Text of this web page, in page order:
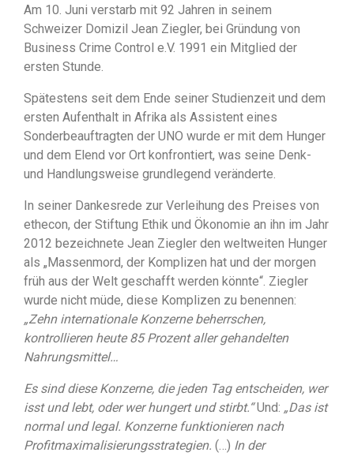
Am 10. Juni verstarb mit 92 Jahren in seinem
Schweizer Domizil Jean Ziegler, bei Gründung von
Business Crime Control e.V. 1991 ein Mitglied der
ersten Stunde.
Spätestens seit dem Ende seiner Studienzeit und dem
ersten Aufenthalt in Afrika als Assistent eines
Sonderbeauftragten der UNO wurde er mit dem Hunger
und dem Elend vor Ort konfrontiert, was seine Denk-
und Handlungsweise grundlegend veränderte.
In seiner Dankesrede zur Verleihung des Preises von
ethecon, der Stiftung Ethik und Ökonomie an ihn im Jahr
2012 bezeichnete Jean Ziegler den weltweiten Hunger
als „Massenmord, der Komplizen hat und der morgen
früh aus der Welt geschafft werden könnte“. Ziegler
wurde nicht müde, diese Komplizen zu benennen:
„Zehn internationale Konzerne beherrschen,
kontrollieren heute 85 Prozent aller gehandelten
Nahrungsmittel…
Es sind diese Konzerne, die jeden Tag entscheiden, wer
isst und lebt, oder wer hungert und stirbt.“Und: „Das ist
normal und legal. Konzerne funktionieren nach
Profitmaximalisierungsstrategien. (…) In der